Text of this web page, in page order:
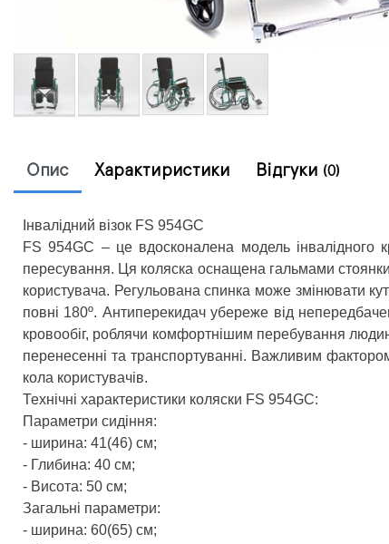
Опис Характиристики Відгуки (0)
Інвалідний візок FS 954GC
FS 954GC – це вдосконалена модель інвалідного
пересування. Ця коляска оснащена гальмами
користувача. Регульована спинка може змінювати
повні 180º. Антиперекидач убереже від
кровообіг, роблячи комфортнішим перебування
перенесенні та транспортуванні. Важливим
кола користувачів.
Технічні характеристики коляски FS 954GC:
Параметри сидіння:
- ширина: 41(46) см;
- Глибина: 40 см;
- Висота: 50 см;
Загальні параметри:
- ширина: 60(65) см;